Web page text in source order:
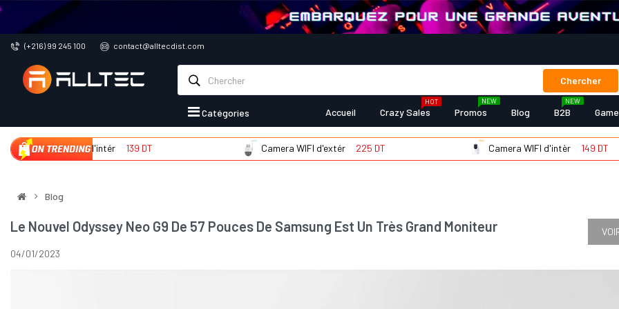
(+216) 99 245 100 contact@alltecdist.com
Chercher
Catégories Accueil Crazy Sales
HOT
Promos
NEW
Blog B2B
NEW
WIFI d'intér 139 DT Camera WIFI d'extér 225 DT Camera WIFI d'intèr 149 DT
Blog
Le Nouvel Odyssey Neo G9 De 57 Pouces De Samsung Est Un Très Grand Moniteur
04/01/2023